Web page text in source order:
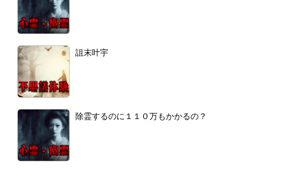
詛末叶宇
除霊するのに１１０万もかかるの？